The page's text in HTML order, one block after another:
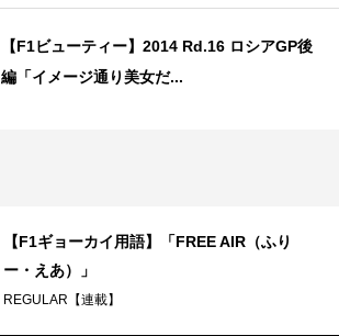
【F1ビューティー】2014 Rd.16 ロシアGP後
編「イメージ通り美女だ...
【F1ギョーカイ用語】「FREE AIR（ふり
ー・えあ）」
REGULAR【連載】